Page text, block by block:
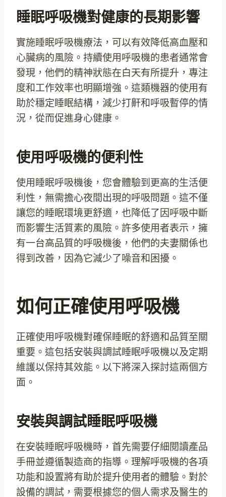
睡眠呼吸機對健康的長期影響
實施睡眠呼吸機療法，可以有效降低高血壓和
心臟病的風險。持續使用呼吸機的患者通常會
發現，他們的精神狀態在白天有所提升，專注
度和工作效率也明顯增強。這類機器的使用有
助於穩定睡眠結構，減少打鼾和呼吸暫停的情
況，從而促進身心健康。
使用呼吸機的便利性
使用睡眠呼吸機後，您會體驗到更高的生活便
利性，無需擔心夜間出現的呼吸問題。這不僅
讓您的睡眠環境更舒適，也降低了因呼吸中斷
而影響生活質素的風險。許多使用者表示，擁
有一台高品質的呼吸機後，他們的夫妻關係也
得到改善，因為它減少了噪音和困擾。
如何正確使用呼吸機
正確使用呼吸機對確保睡眠的舒適和品質至關
重要。這包括安裝與調試睡眠呼吸機以及定期
維護以保持其效能。以下將深入探討這兩個方
面。
安裝與調試睡眠呼吸機
在安裝睡眠呼吸機時，首先需要仔細閱讀產品
手冊並遵循製造商的指導。理解呼吸機的各項
功能和設置將有助於提升使用者的體驗。對於
設備的調試，需要根據您的個人需求及醫生的